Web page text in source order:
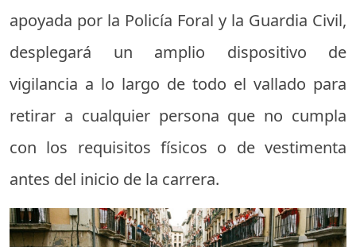
apoyada por la Policía Foral y la Guardia Civil,
desplegará un amplio dispositivo de
vigilancia a lo largo de todo el vallado para
retirar a cualquier persona que no cumpla
con los requisitos físicos o de vestimenta
antes del inicio de la carrera.